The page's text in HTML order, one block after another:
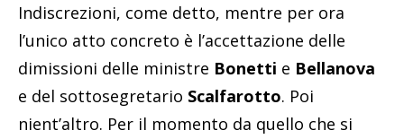
Indiscrezioni, come detto, mentre per ora
l’unico atto concreto è l’accettazione delle
dimissioni delle ministre Bonetti e Bellanova
e del sottosegretario Scalfarotto. Poi
nient’altro. Per il momento da quello che si